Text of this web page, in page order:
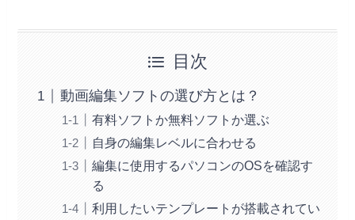
目次
動画編集ソフトの選び方とは？
有料ソフトか無料ソフトか選ぶ
自身の編集レベルに合わせる
編集に使用するパソコンのOSを確認す
る
利用したいテンプレートが搭載されてい